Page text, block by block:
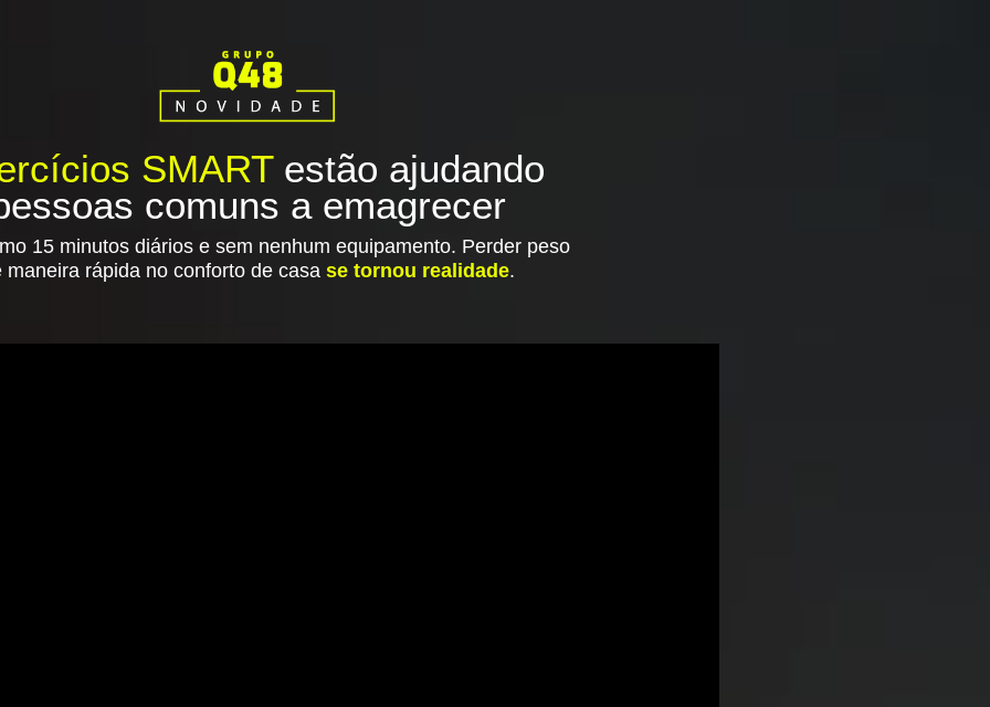
SMART estão ajudando
comuns a emagrecer
15 minutos diários e sem nenhum equipamento. Perder peso
maneira rápida no conforto de casa se tornou realidade.